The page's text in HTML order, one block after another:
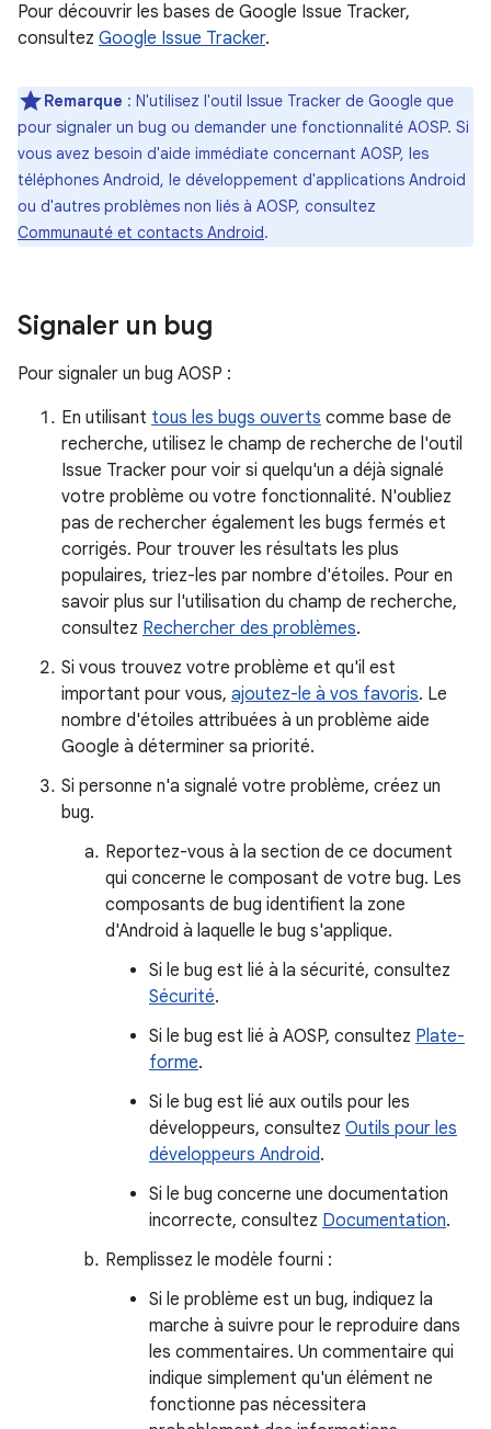
Pour découvrir les bases de Google Issue Tracker,
consultez Google Issue Tracker.
Remarque : N'utilisez l'outil Issue Tracker de Google que
pour signaler un bug ou demander une fonctionnalité AOSP. Si
vous avez besoin d'aide immédiate concernant AOSP, les
téléphones Android, le développement d'applications Android
ou d'autres problèmes non liés à AOSP, consultez
Communauté et contacts Android.
Signaler un bug
Pour signaler un bug AOSP :
En utilisant tous les bugs ouverts comme base de
recherche, utilisez le champ de recherche de l'outil
Issue Tracker pour voir si quelqu'un a déjà signalé
votre problème ou votre fonctionnalité. N'oubliez
pas de rechercher également les bugs fermés et
corrigés. Pour trouver les résultats les plus
populaires, triez-les par nombre d'étoiles. Pour en
savoir plus sur l'utilisation du champ de recherche,
consultez Rechercher des problèmes.
Si vous trouvez votre problème et qu'il est
important pour vous, ajoutez-le à vos favoris. Le
nombre d'étoiles attribuées à un problème aide
Google à déterminer sa priorité.
Si personne n'a signalé votre problème, créez un
bug.
Reportez-vous à la section de ce document
qui concerne le composant de votre bug. Les
composants de bug identifient la zone
d'Android à laquelle le bug s'applique.
Si le bug est lié à la sécurité, consultez
Sécurité.
Si le bug est lié à AOSP, consultez Plate-
forme.
Si le bug est lié aux outils pour les
développeurs, consultez Outils pour les
développeurs Android.
Si le bug concerne une documentation
incorrecte, consultez Documentation.
Remplissez le modèle fourni :
Si le problème est un bug, indiquez la
marche à suivre pour le reproduire dans
les commentaires. Un commentaire qui
indique simplement qu'un élément ne
fonctionne pas nécessitera